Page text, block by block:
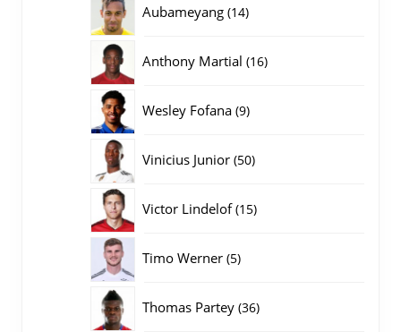
Aubameyang 1414
Anthony Martial 1616
Wesley Fofana 99
Vinicius Junior 5050
Victor Lindelof 1515
Timo Werner 55
Thomas Partey 3636